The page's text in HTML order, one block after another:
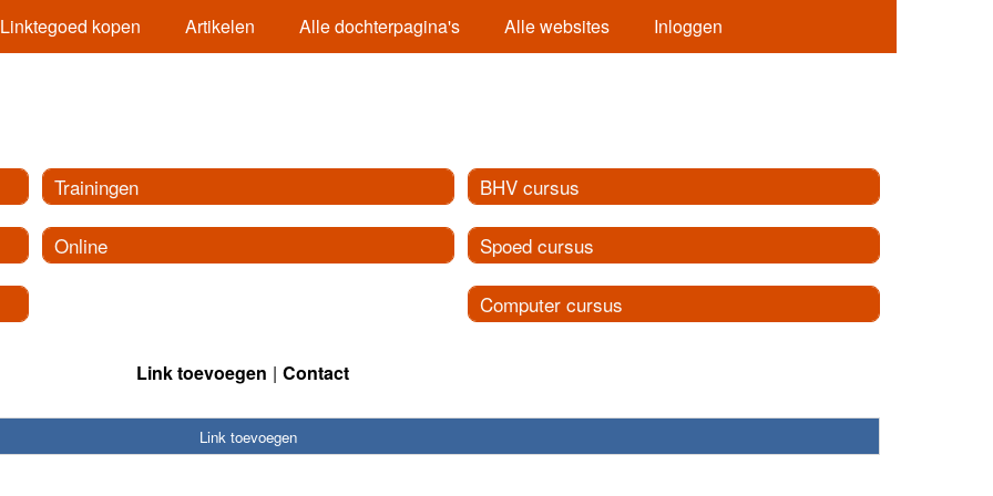
Linktegoed kopen Artikelen Alle dochterpagina's Alle websites Inloggen
Trainingen
Online
BHV cursus
Spoed cursus
Computer cursus
Link toevoegen Contact
Link toevoegen